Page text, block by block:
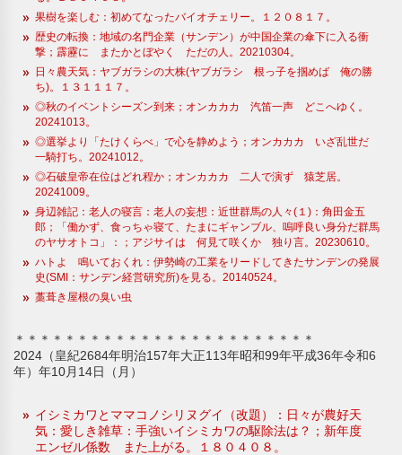
果樹を楽しむ：初めてなったバイオチェリー。１２０８１７。
歴史の転換：地域の名門企業（サンデン）が中国企業の傘下に入る衝
撃；霹靂に またかとぼやく ただの人。20210304。
日々農天気：ヤブガラシの大株(ヤブガラシ 根っ子を掴めば 俺の勝
ち)。１３１１１７。
◎秋のイベントシーズン到来；オンカカカ 汽笛一声 どこへゆく。
20241013。
◎選挙より「たけくらべ」で心を静めよう；オンカカカ いざ乱世だ
一騎打ち。20241012。
◎石破皇帝在位はどれ程か；オンカカカ 二人で演ず 猿芝居。
20241009。
身辺雑記：老人の寝言：老人の妄想：近世群馬の人々(１)：角田金五
郎；「働かず、食っちゃ寝て、たまにギャンブル、嗚呼良い身分だ群馬
のヤサオトコ」：；アジサイは 何見て咲くか 独り言。20230610。
ハトよ 鳴いておくれ：伊勢崎の工業をリードしてきたサンデンの発展
史(SMI：サンデン経営研究所)を見る。20140524。
藁葺き屋根の臭い虫
＊＊＊＊＊＊＊＊＊＊＊＊＊＊＊＊＊＊＊＊＊＊＊＊
2024（皇紀2684年明治157年大正113年昭和99年平成36年令和6
年）年10月14日（月）
イシミカワとママコノシリヌグイ（改題）：日々が農好天
気：愛しき雑草：手強いイシミカワの駆除法は？；新年度
エンゼル係数 また上がる。１８０４０８。